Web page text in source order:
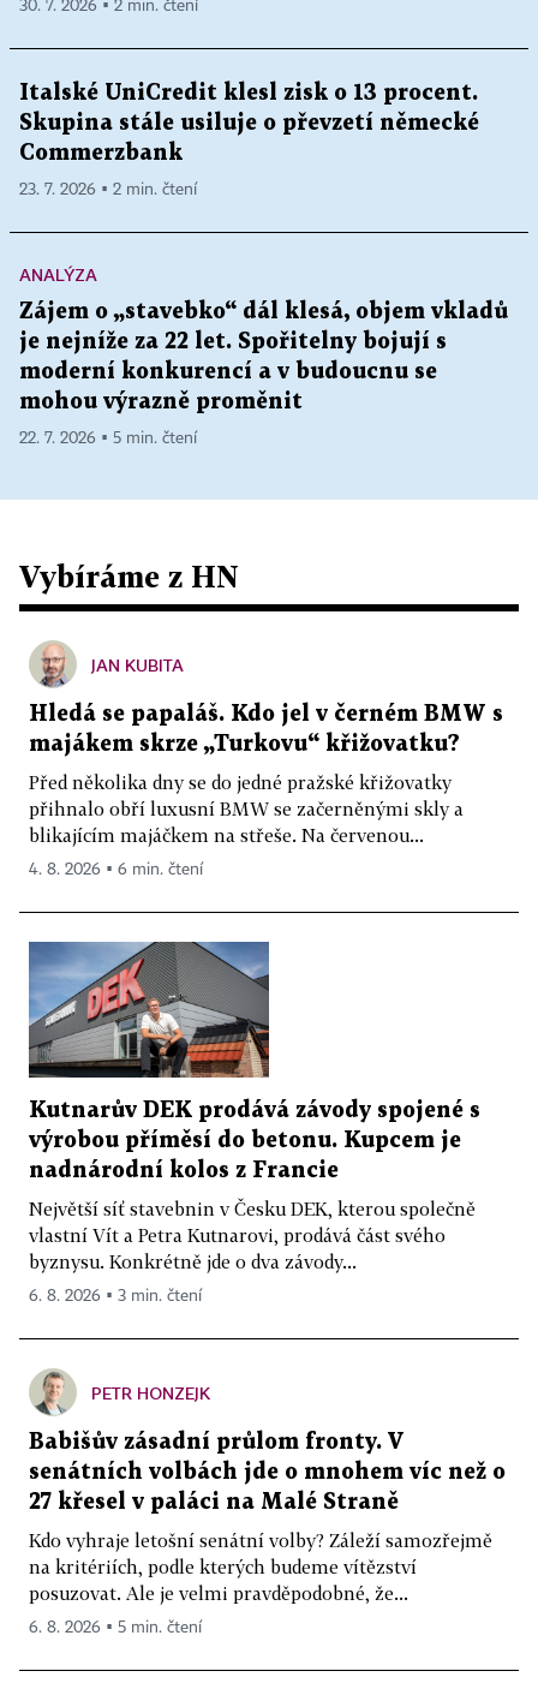
30. 7. 2026 ▪ 2 min. čtení
Italské UniCredit klesl zisk o 13 procent.
Skupina stále usiluje o převzetí německé
Commerzbank
23. 7. 2026 ▪ 2 min. čtení
ANALÝZA
Zájem o „stavebko“ dál klesá, objem vkladů
je nejníže za 22 let. Spořitelny bojují s
moderní konkurencí a v budoucnu se
mohou výrazně proměnit
22. 7. 2026 ▪ 5 min. čtení
Vybíráme z HN
JAN KUBITA
Hledá se papaláš. Kdo jel v černém BMW s
majákem skrze „Turkovu“ křižovatku?
Před několika dny se do jedné pražské křižovatky
přihnalo obří luxusní BMW se začerněnými skly a
blikajícím majáčkem na střeše. Na červenou...
4. 8. 2026 ▪ 6 min. čtení
Kutnarův DEK prodává závody spojené s
výrobou příměsí do betonu. Kupcem je
nadnárodní kolos z Francie
Největší síť stavebnin v Česku DEK, kterou společně
vlastní Vít a Petra Kutnarovi, prodává část svého
byznysu. Konkrétně jde o dva závody...
6. 8. 2026 ▪ 3 min. čtení
PETR HONZEJK
Babišův zásadní průlom fronty. V
senátních volbách jde o mnohem víc než o
27 křesel v paláci na Malé Straně
Kdo vyhraje letošní senátní volby? Záleží samozřejmě
na kritériích, podle kterých budeme vítězství
posuzovat. Ale je velmi pravděpodobné, že...
6. 8. 2026 ▪ 5 min. čtení